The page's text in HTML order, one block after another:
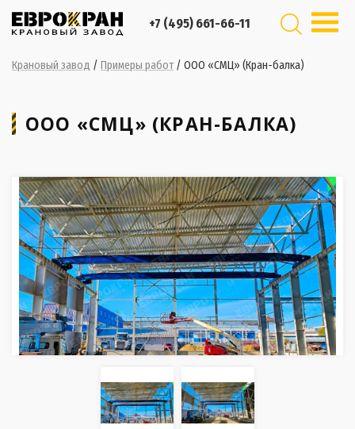
+7 (495) 661-66-11
Крановый завод / Примеры работ / ООО «СМЦ» (Кран-балка)
ООО «СМЦ» (КРАН-БАЛКА)